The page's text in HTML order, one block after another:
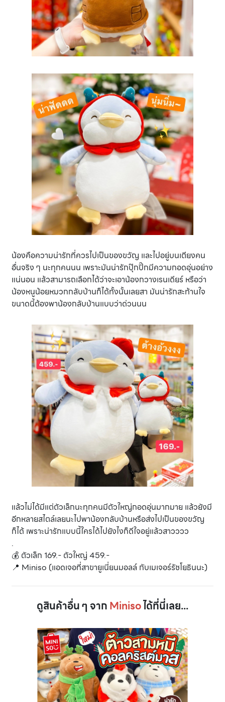
น้องคือความน่ารักที่ควรไปเป็นของขวัญ และไปอยู่บนเตียงคน
อื่นจริง ๆ นะทุกคนนน เพราะมันน่ารักปุ๊กปิ๊กมีความกอดอุ่นอย่าง
แน่นอน แล้วสามารถเลือกได้ว่าจะเอาน้องกวางเรนเดียร์ หรือว่า
น้องหนูน้อยหมวกกลับบ้านก็ได้ทั้งนั้นเลยสา มันน่ารักสะท้านใจ
ขนาดนี้ต้องพาน้องกลับบ้านแบบว่าด่วนนน
แล้วไม่ได้มีแต่ตัวเล็กนะทุกคนมีตัวใหญ่กอดอุ่นมากมาย แล้วยังมี
อีกหลายสไตล์เลยนะไปพาน้องกลับบ้านหรือส่งไปเป็นของขวัญ
ก็ได้ เพราะน่ารักแบบนี้ใครได้ไปยังไงก็ดีใจอยู่แล้วสาวววว
.
💰 ตัวเล็ก 169.- ตัวใหญ่ 459.-
📍 Miniso (แอดเจอที่สาขายูเนี่ยนมอลล์ กับเมเจอร์รัชโยธินนะ)
ดูสินค้าอื่น ๆ จากMinisoได้ที่นี่เลย...